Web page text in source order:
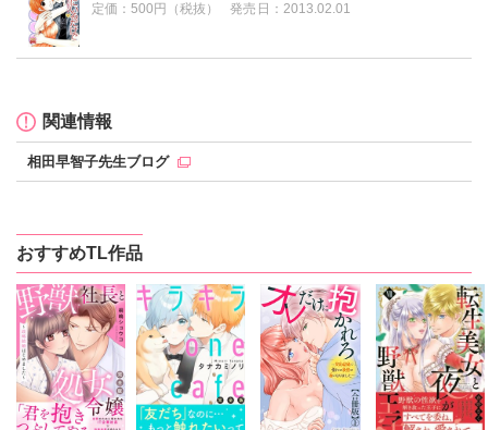
定価：500円（税抜） 発売日： 2013.02.01
関連情報
相田早智子先生ブログ
おすすめTL作品